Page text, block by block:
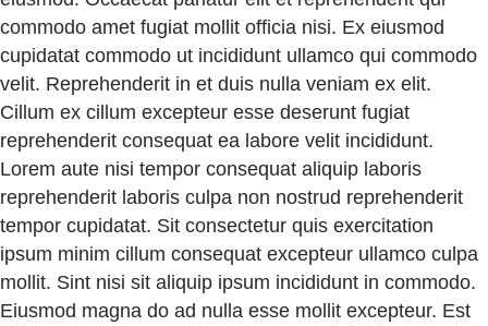
commodo amet fugiat mollit officia nisi. Ex eiusmod
cupidatat commodo ut incididunt ullamco qui commodo
velit. Reprehenderit in et duis nulla veniam ex elit.
Cillum ex cillum excepteur esse deserunt fugiat
reprehenderit consequat ea labore velit incididunt.
Lorem aute nisi tempor consequat aliquip laboris
reprehenderit laboris culpa non nostrud reprehenderit
tempor cupidatat. Sit consectetur quis exercitation
ipsum minim cillum consequat excepteur ullamco culpa
mollit. Sint nisi sit aliquip ipsum incididunt in commodo.
Eiusmod magna do ad nulla esse mollit excepteur. Est